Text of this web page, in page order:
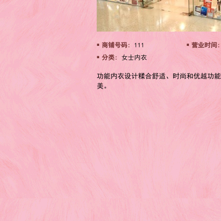
商铺号码: 111
营业时
分类: 女士内衣
功能内衣设计糅合舒适、时尚和优越功
美。